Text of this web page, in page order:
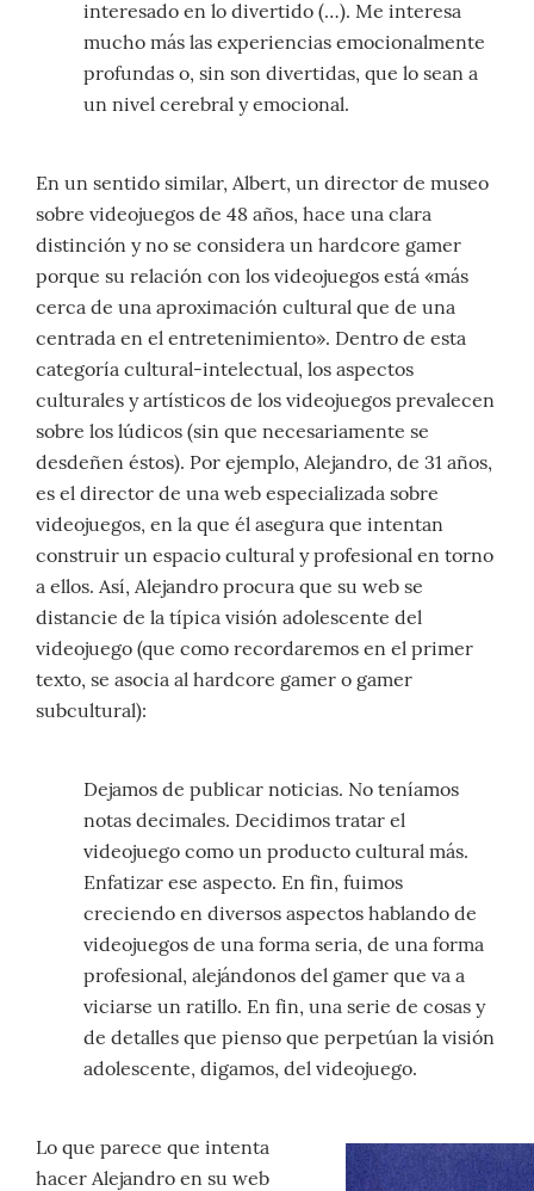
interesado en lo divertido (…). Me interesa
mucho más las experiencias emocionalmente
profundas o, sin son divertidas, que lo sean a
un nivel cerebral y emocional.
En un sentido similar, Albert, un director de museo
sobre videojuegos de 48 años, hace una clara
distinción y no se considera un hardcore gamer
porque su relación con los videojuegos está «más
cerca de una aproximación cultural que de una
centrada en el entretenimiento». Dentro de esta
categoría cultural-intelectual, los aspectos
culturales y artísticos de los videojuegos prevalecen
sobre los lúdicos (sin que necesariamente se
desdeñen éstos). Por ejemplo, Alejandro, de 31 años,
es el director de una web especializada sobre
videojuegos, en la que él asegura que intentan
construir un espacio cultural y profesional en torno
a ellos. Así, Alejandro procura que su web se
distancie de la típica visión adolescente del
videojuego (que como recordaremos en el primer
texto, se asocia al hardcore gamer o gamer
subcultural):
Dejamos de publicar noticias. No teníamos
notas decimales. Decidimos tratar el
videojuego como un producto cultural más.
Enfatizar ese aspecto. En fin, fuimos
creciendo en diversos aspectos hablando de
videojuegos de una forma seria, de una forma
profesional, alejándonos del gamer que va a
viciarse un ratillo. En fin, una serie de cosas y
de detalles que pienso que perpetúan la visión
adolescente, digamos, del videojuego.
Lo que parece que intenta
hacer Alejandro en su web